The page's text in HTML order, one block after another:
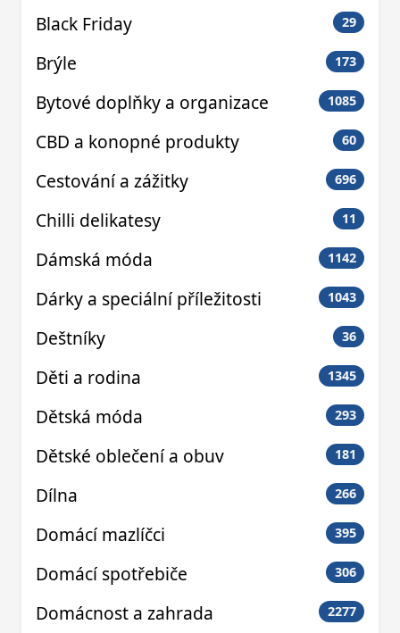
Black Friday 29
Brýle 173
Bytové doplňky a organizace 1085
CBD a konopné produkty 60
Cestování a zážitky 696
Chilli delikatesy 11
Dámská móda 1142
Dárky a speciální příležitosti 1043
Deštníky 36
Děti a rodina 1345
Dětská móda 293
Dětské oblečení a obuv 181
Dílna 266
Domácí mazlíčci 395
Domácí spotřebiče 306
Domácnost a zahrada 2277